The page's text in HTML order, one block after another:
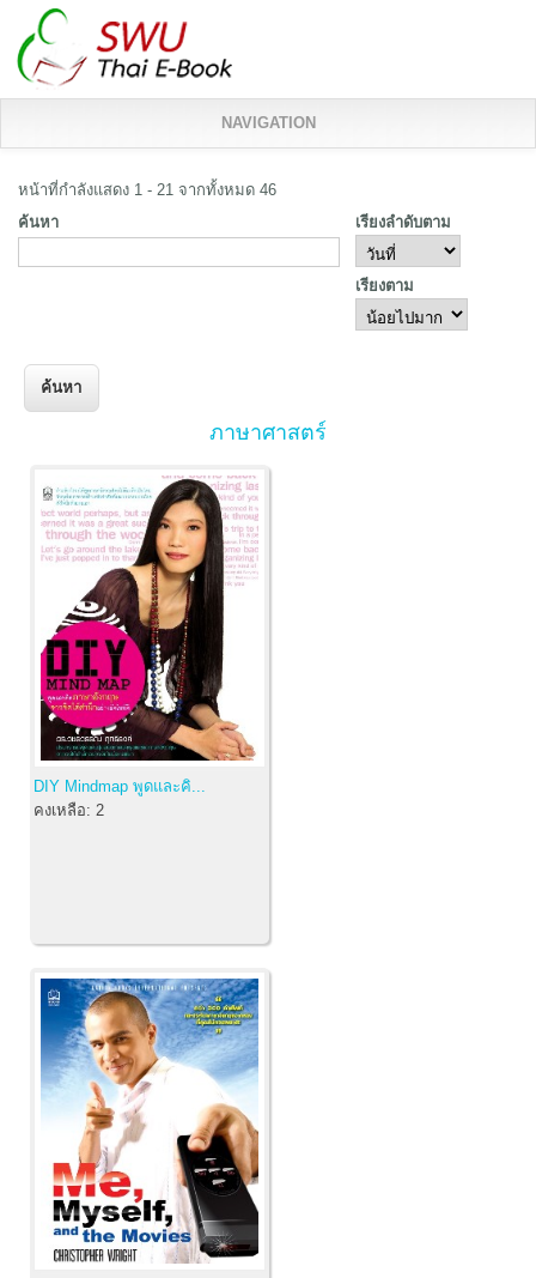
NAVIGATION
หน้าที่กำลังแสดง 1 - 21 จากทั้งหมด 46
ค้นหา
เรียงลำดับตาม
เรียงตาม
ภาษาศาสตร์
DIY Mindmap พูดและคิ...
คงเหลือ: 2